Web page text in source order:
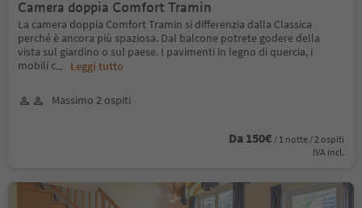
Camera doppia Comfort Tramin
La camera doppia Comfort Tramin si differenzia dalla Classica
perché è ancora più spaziosa. Dal balcone potrete godere della
vista sul giardino o sul paese. I pavimenti in legno di quercia, i
mobili c... Leggi tutto
Massimo 2 ospiti
Da 150€ / 1 notte / 2 ospiti
IVA incl.